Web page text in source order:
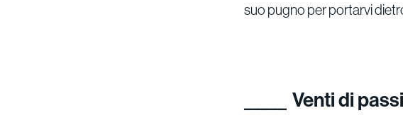
suo pugno per portarvi
Venti di